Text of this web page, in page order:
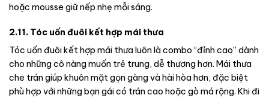
hoặc mousse giữ nếp nhẹ mỗi sáng.
2.11. Tóc uốn đuôi kết hợp mái thưa
Tóc uốn đuôi kết hợp mái thưa luôn là combo “đỉnh cao” dành
cho những cô nàng muốn trẻ trung, dễ thương hơn. Mái thưa
che trán giúp khuôn mặt gọn gàng và hài hòa hơn, đặc biệt
phù hợp với những bạn gái có trán cao hoặc gò má rộng. Khi đi